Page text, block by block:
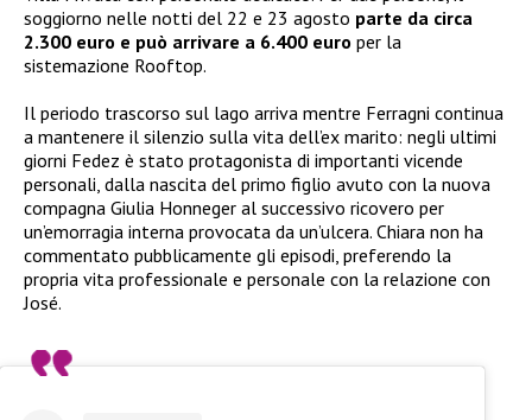
soggiorno nelle notti del 22 e 23 agosto parte da circa
2.300 euro e può arrivare a 6.400 euro per la
sistemazione Rooftop.
Il periodo trascorso sul lago arriva mentre Ferragni continua
a mantenere il silenzio sulla vita dell’ex marito: negli ultimi
giorni Fedez è stato protagonista di importanti vicende
personali, dalla nascita del primo figlio avuto con la nuova
compagna Giulia Honneger al successivo ricovero per
un’emorragia interna provocata da un’ulcera. Chiara non ha
commentato pubblicamente gli episodi, preferendo la
propria vita professionale e personale con la relazione con
José.